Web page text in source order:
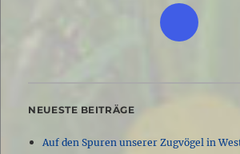
NEUESTE BEITRÄGE
Auf den Spuren unserer Zugvögel in